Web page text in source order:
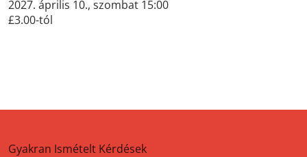
2027. április 10., szombat 15:00
£3.00-tól
Gyakran Ismételt Kérdések